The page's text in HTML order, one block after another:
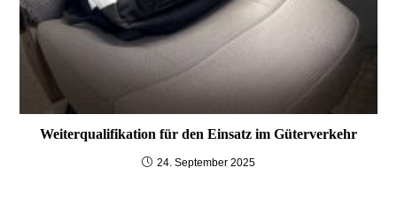
Weiterqualifikation für den Einsatz im Güterverkehr
24. September 2025